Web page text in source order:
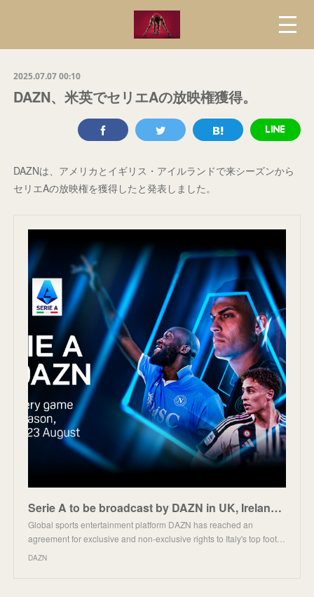
2025.07.07 00:10
DAZN、米英でセリエAの放映権獲得。
DAZNは、アメリカとイギリス・アイルランドで来シーズンから
セリエAの放映権を獲得したと発表しました。
Serie A to be broadcast by DAZN in UK, Ireland and U.S. | DAZN News GB
Global sports entertainment platform DAZN has reached an
agreement for exclusive and non-exclusive rights to Italy's top foot…
DAZN